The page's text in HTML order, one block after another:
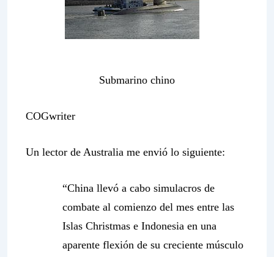
Submarino chino
COGwriter
Un lector de Australia me envió lo siguiente:
“China llevó a cabo simulacros de
combate al comienzo del mes entre las
Islas Christmas e Indonesia en una
aparente flexión de su creciente músculo